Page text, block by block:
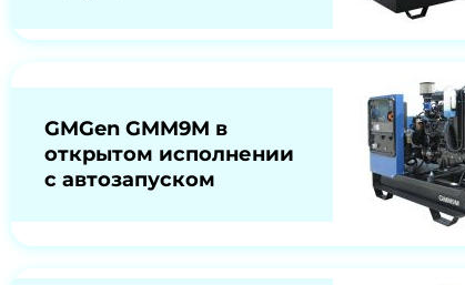
GMGen GMM9М в
открытом исполнении
с автозапуском